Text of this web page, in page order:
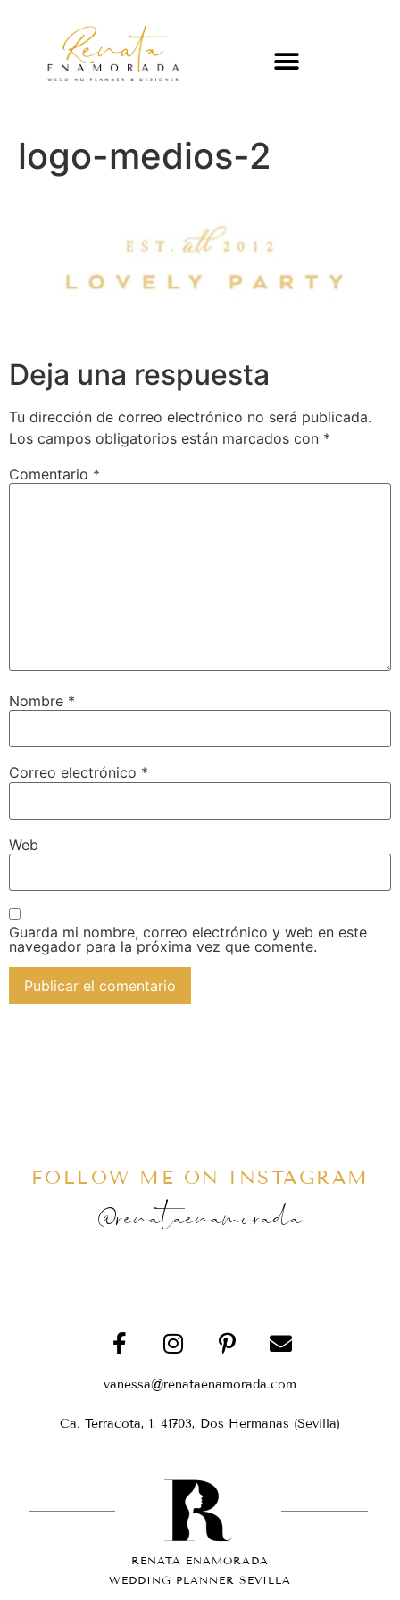
logo-medios-2
Deja una respuesta
Tu dirección de correo electrónico no será publicada.
Los campos obligatorios están marcados con *
Comentario *
Nombre *
Correo electrónico *
Web
Guarda mi nombre, correo electrónico y web en este
navegador para la próxima vez que comente.
FOLLOW ME ON INSTAGRAM
@renataenamorada
vanessa@renataenamorada.com
Ca. Terracota, 1, 41703, Dos Hermanas (Sevilla)
RENATA ENAMORADA
WEDDING PLANNER SEVILLA